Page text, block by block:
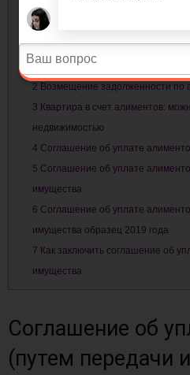
1Соглашение об уплате
между совершеннолетним
нетрудоспособным(ой) дедушкой
2 Возмещение задолженности по
3 Квартира в счет алиментов:
недвижимостью
4 Соглашение об уплате
5 Соглашение об уплате
имущества
6 Соглашение об уплате
имущества образец 2019 года
7 Как заключить соглашение об
имущества
Соглашение об
(путем передачи